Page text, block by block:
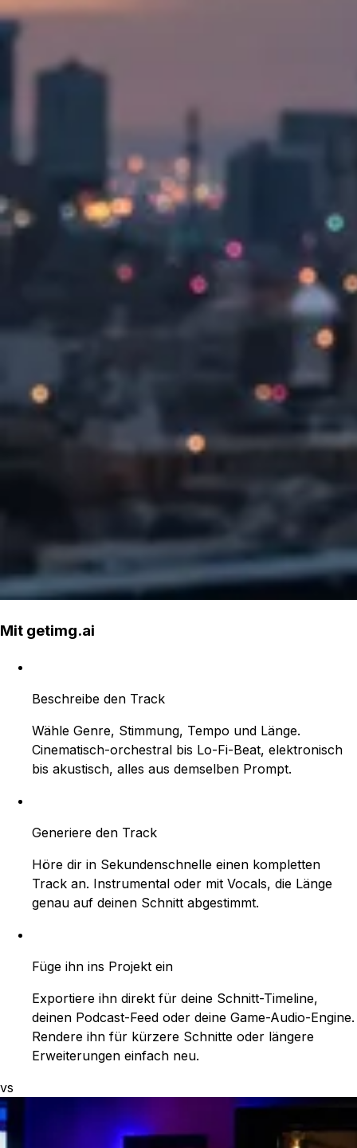
Mit getimg.ai
Beschreibe den Track
Wähle Genre, Stimmung, Tempo und Länge.
Cinematisch-orchestral bis Lo-Fi-Beat, elektronisch
bis akustisch, alles aus demselben Prompt.
Generiere den Track
Höre dir in Sekundenschnelle einen kompletten
Track an. Instrumental oder mit Vocals, die Länge
genau auf deinen Schnitt abgestimmt.
Füge ihn ins Projekt ein
Exportiere ihn direkt für deine Schnitt-Timeline,
deinen Podcast-Feed oder deine Game-Audio-Engine.
Rendere ihn für kürzere Schnitte oder längere
Erweiterungen einfach neu.
vs